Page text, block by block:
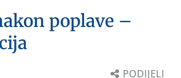
poplave –
PODIJELI